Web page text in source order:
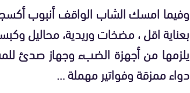
وفيما امسك الشاب الواقف أنبوب
بعناية اقل ،مضخات وريدية، محاليل
يلزمها من أجهزة الضبء وجهاز صدئ
دواء ممزقة وفواتير مهملة…